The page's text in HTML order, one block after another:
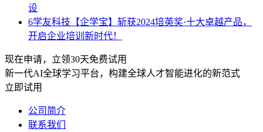
设
6学友科技【企学宝】斩获2024培英奖·十大卓越产品，
开启企业培训新时代！
现在申请，立领30天免费试用
新一代AI全球学习平台，构建全球人才智能进化的新范式
立即试用
公司简介
联系我们